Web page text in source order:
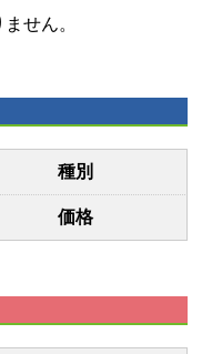
せん。
種別
価格